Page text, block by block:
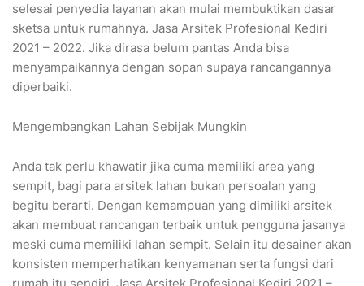
selesai penyedia layanan akan mulai membuktikan dasar
sketsa untuk rumahnya. Jasa Arsitek Profesional Kediri
2021 – 2022. Jika dirasa belum pantas Anda bisa
menyampaikannya dengan sopan supaya rancangannya
diperbaiki.
Mengembangkan Lahan Sebijak Mungkin
Anda tak perlu khawatir jika cuma memiliki area yang
sempit, bagi para arsitek lahan bukan persoalan yang
begitu berarti. Dengan kemampuan yang dimiliki arsitek
akan membuat rancangan terbaik untuk pengguna jasanya
meski cuma memiliki lahan sempit. Selain itu desainer akan
konsisten memperhatikan kenyamanan serta fungsi dari